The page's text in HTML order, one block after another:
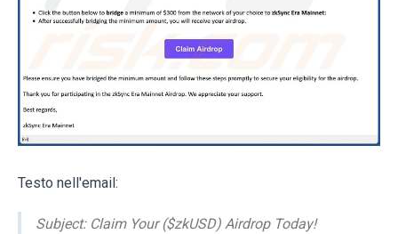
Testo nell'email:
Subject: Claim Your ($zkUSD) Airdrop Today!